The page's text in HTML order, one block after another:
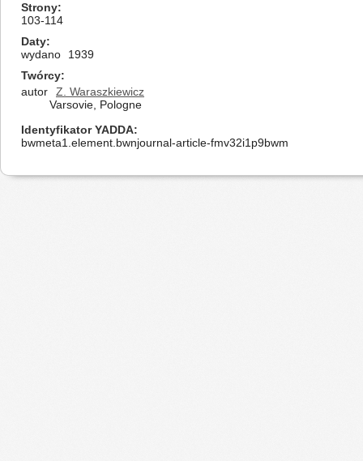
Strony
103-114
Daty
wydano
1939
Twórcy
autor
Z. Waraszkiewicz
Varsovie, Pologne
Identyfikator YADDA
bwmeta1.element.bwnjournal-article-fmv32i1p9bwm